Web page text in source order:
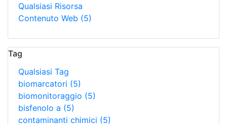
Qualsiasi Risorsa
Contenuto Web (5)
Tag
Qualsiasi Tag
biomarcatori (5)
biomonitoraggio (5)
bisfenolo a (5)
contaminanti chimici (5)